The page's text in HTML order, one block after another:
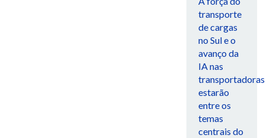
transporte
de cargas
no Sul e o
avanço da
IA nas
transportadoras
estarão
entre os
temas
centrais do